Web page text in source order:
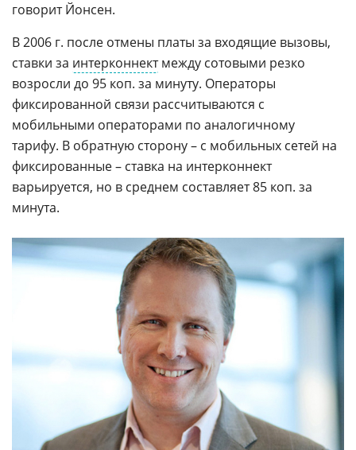
говорит Йонсен.
В 2006 г. после отмены платы за входящие вызовы,
ставки за интерконнектмежду сотовыми резко
возросли до 95 коп. за минуту. Операторы
фиксированной связи рассчитываются с
мобильными операторами по аналогичному
тарифу. В обратную сторону – с мобильных сетей на
фиксированные – ставка на интерконнект
варьируется, но в среднем составляет 85 коп. за
минута.